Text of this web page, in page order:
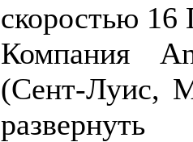
скоростью 16
Компания
(Сент-Луис,